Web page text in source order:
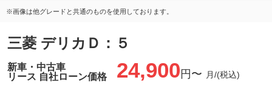
※画像は他グレードと共通のものを使用しております。
三菱 デリカＤ：５
新車・中古車
リース 自社ローン価格
24,900円〜 月/(税込)